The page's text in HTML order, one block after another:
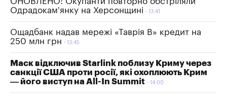
Одрадокам'янку на Херсонщині
13:41
Ощадбанк надав мережі «Таврія B» кредит на
250 млн грн
13:45
Маск відключив Starlink поблизу Криму через
санкції США проти росії, які охоплюють Крим
— його виступ на All-In Summit
14:00